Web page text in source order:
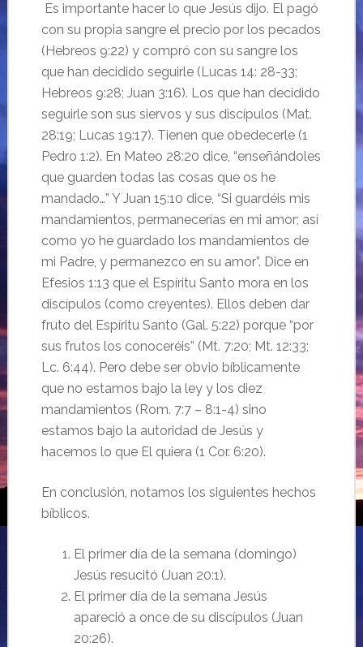
Es importante hacer lo que Jesús dijo. El pagó
con su propia sangre el precio por los pecados
(Hebreos 9:22) y compró con su sangre los
que han decidido seguirle (Lucas 14: 28-33;
Hebreos 9:28; Juan 3:16). Los que han decidido
seguirle son sus siervos y sus discípulos (Mat.
28:19; Lucas 19:17). Tienen que obedecerle (1
Pedro 1:2). En Mateo 28:20 dice, “enseñándoles
que guarden todas las cosas que os he
mandado…” Y Juan 15:10 dice, “Si guardéis mis
mandamientos, permanecerías en mi amor; así
como yo he guardado los mandamientos de
mi Padre, y permanezco en su amor”. Dice en
Efesios 1:13 que el Espíritu Santo mora en los
discípulos (como creyentes). Ellos deben dar
fruto del Espíritu Santo (Gal. 5:22) porque “por
sus frutos los conoceréis” (Mt. 7:20; Mt. 12:33;
Lc. 6:44). Pero debe ser obvio bíblicamente
que no estamos bajo la ley y los diez
mandamientos (Rom. 7:7 – 8:1-4) sino
estamos bajo la autoridad de Jesús y
hacemos lo que El quiera (1 Cor. 6:20).
En conclusión, notamos los siguientes hechos
bíblicos.
El primer día de la semana (domingo)
Jesús resucitó (Juan 20:1).
El primer día de la semana Jesús
apareció a once de su discípulos (Juan
20:26).